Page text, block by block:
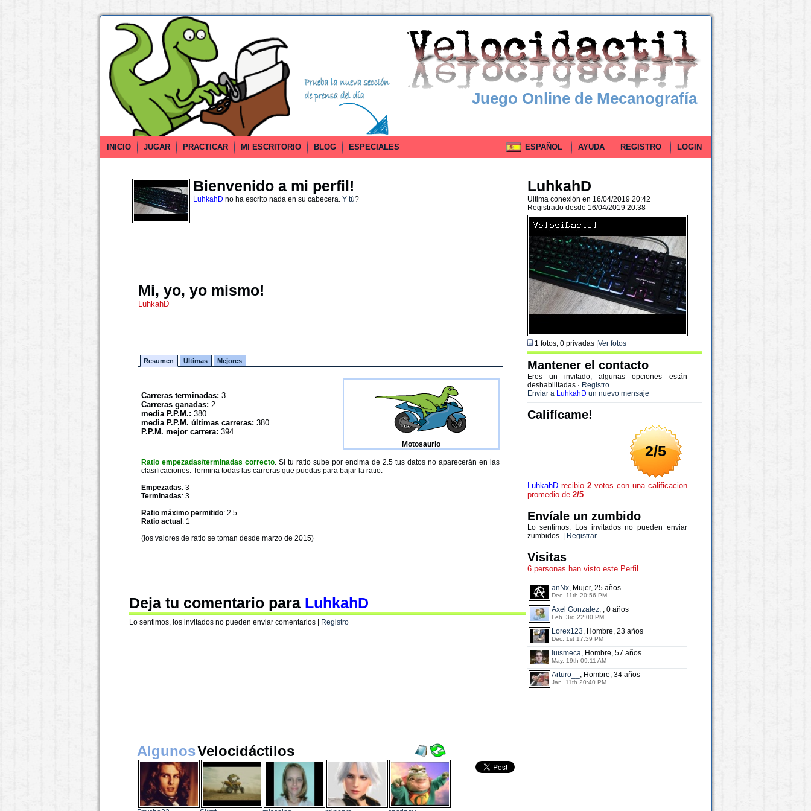
Juego Online de Mecanografía
INICIO JUGAR PRACTICAR MI ESCRITORIO BLOG ESPECIALES ESPAÑOL AYUDA REGISTRO LOGIN
Bienvenido a mi perfil!
LuhkahD no ha escrito nada en su cabecera. Y tú?
Mi, yo, yo mismo!
LuhkahD
Resumen Ultimas Mejores
Carreras terminadas: 3
Carreras ganadas: 2
media P.P.M.: 380
media P.P.M. últimas carreras: 380
P.P.M. mejor carrera: 394
Motosaurio
Ratio empezadas/terminadas correcto. Si tu ratio sube por encima de 2.5 tus datos no aparecerán en las
clasificaciones. Termina todas las carreras que puedas para bajar la ratio.
Empezadas: 3
Terminadas: 3
Ratio máximo permitido: 2.5
Ratio actual : 1
(los valores de ratio se toman desde marzo de 2015)
Deja tu comentario para LuhkahD
Lo sentimos, los invitados no pueden enviar comentarios | Registro
LuhkahD
Ultima conexión en 16/04/2019 20:42
Registrado desde 16/04/2019 20:38
1 fotos, 0 privadas | Ver fotos
Mantener el contacto
Eres un invitado, algunas opciones están
deshabilitadas · Registro
Enviar a LuhkahD un nuevo mensaje
Califícame!
2/5
LuhkahDrecibio 2votos con una calificacion
promedio de 2/5
Envíale un zumbido
Lo sentimos. Los invitados no pueden enviar
zumbidos. |
Registrar
Visitas
6 personas han visto este Perfil
anNx, Mujer, 25 años
Dec. 11th 20:56 PM
Axel Gonzalez, , 0 años
Feb. 3rd 22:00 PM
Lorex123, Hombre, 23 años
Dec. 1st 17:39 PM
luismeca, Hombre, 57 años
May. 19th 09:11 AM
Arturo__ , Hombre, 34 años
Jan. 11th 20:40 PM
AlgunosVelocidáctilos